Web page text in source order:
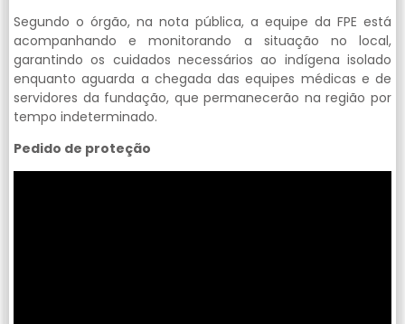
Segundo o órgão, na nota pública, a equipe da FPE está
acompanhando e monitorando a situação no local,
garantindo os cuidados necessários ao indígena isolado
enquanto aguarda a chegada das equipes médicas e de
servidores da fundação, que permanecerão na região por
tempo indeterminado.
Pedido de proteção